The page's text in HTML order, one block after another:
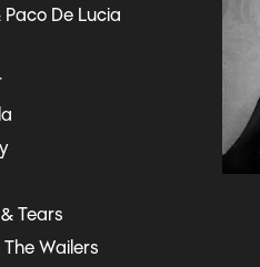
De Lucia
Tears
Wailers